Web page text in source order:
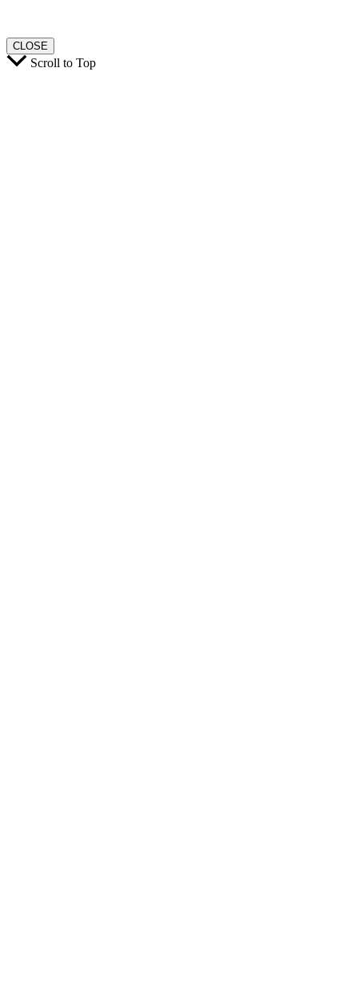
CLOSE
Scroll to Top